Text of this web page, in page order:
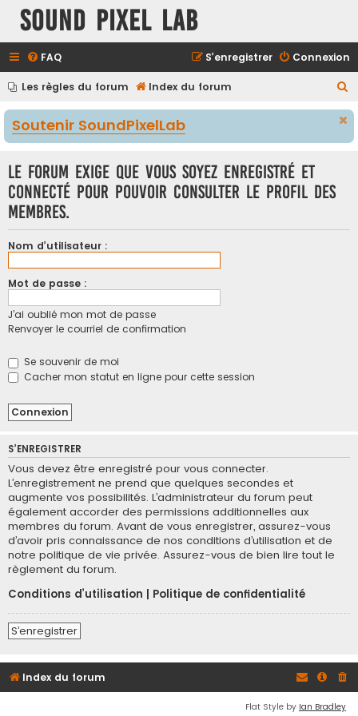
Sound Pixel Lab
FAQ Connexion
S’enregistrer
Les règles du forum Index du forum
e
h
Soutenir SoundPixelLab
Le forum exige que vous soyez enregistré et
connecté pour pouvoir consulter le profil des
membres.
Nom d’utilisateur :
Mot de passe :
J’ai oublié mon mot de passe
Renvoyer le courriel de confirmation
Se souvenir de moi
Cacher mon statut en ligne pour cette session
S’ENREGISTRER
Vous devez être enregistré pour vous connecter.
L’enregistrement ne prend que quelques secondes et
augmente vos possibilités. L’administrateur du forum peut
également accorder des permissions additionnelles aux
membres du forum. Avant de vous enregistrer, assurez-vous
d’avoir pris connaissance de nos conditions d’utilisation et de
notre politique de vie privée. Assurez-vous de bien lire tout le
règlement du forum.
Conditions d’utilisation
Politique de confidentialité
S’enregistrer
Index du forum
Flat Style by Ian Bradley